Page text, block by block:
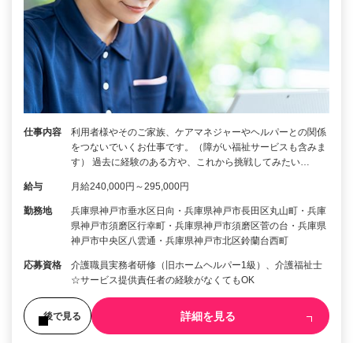
仕事内容
利用者様やそのご家族、ケアマネジャーやヘルパーとの関係
をつないでいくお仕事です。（障がい福祉サービスも含みま
す） 過去に経験のある方や、これから挑戦してみたい…
給与 月給240,000円～295,000円
勤務地
兵庫県神戸市垂水区日向・兵庫県神戸市長田区丸山町・兵庫
県神戸市須磨区行幸町・兵庫県神戸市須磨区菅の台・兵庫県
神戸市中央区八雲通・兵庫県神戸市北区鈴蘭台西町
応募資格
介護職員実務者研修（旧ホームヘルパー1級）、介護福祉士
☆サービス提供責任者の経験がなくてもOK
後で見る 詳細を見る